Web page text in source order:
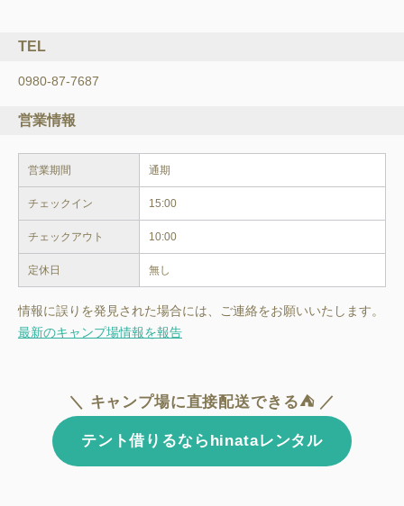
TEL
0980-87-7687
営業情報
営業期間 通期
チェックイン 15:00
チェックアウト 10:00
定休日 無し
情報に誤りを発見された場合には、ご連絡をお願いいたします。
最新のキャンプ場情報を報告
＼ キャンプ場に直接配送できる⛺ ／
テント借りるならhinataレンタル